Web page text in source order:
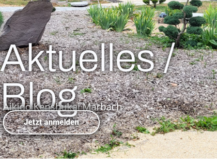
Aktuelles /
Blog
Aikido Kenshukai Marbach
Jetzt anmelden